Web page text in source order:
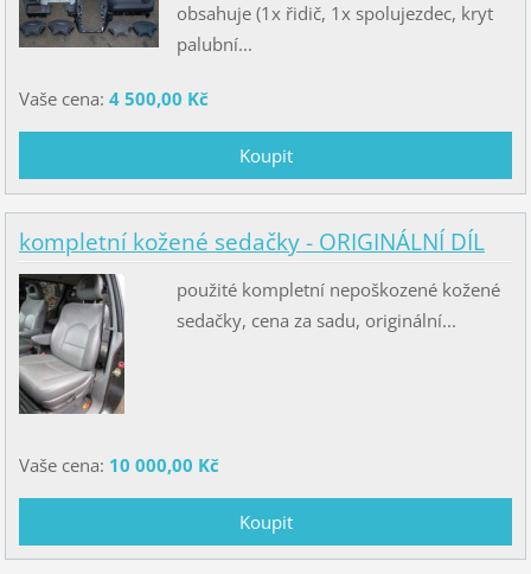
obsahuje (1x řidič, 1x spolujezdec, kryt
palubní...
Vaše cena: 4 500,00 Kč
kompletní kožené sedačky - ORIGINÁLNÍ DÍL
použité kompletní nepoškozené kožené
sedačky, cena za sadu, originální...
Vaše cena: 10 000,00 Kč